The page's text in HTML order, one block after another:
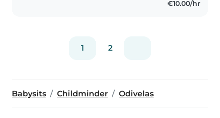
€10.00/hr
1 2
Babysits Childminder Odivelas